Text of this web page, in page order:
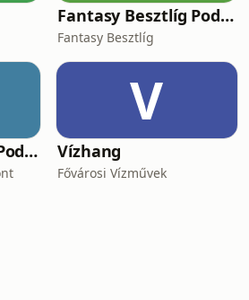
Fantasy Besztlíg Podcast
Fantasy Besztlíg
Tudomány Érted Podcast
V
Vízhang
Fővárosi Vízművek